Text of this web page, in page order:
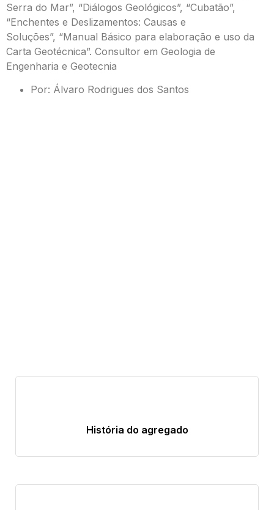
Serra do Mar”, “Diálogos Geológicos”, “Cubatão”,
“Enchentes e Deslizamentos: Causas e
Soluções”, “Manual Básico para elaboração e uso da
Carta Geotécnica”. Consultor em Geologia de
Engenharia e Geotecnia
Por: Álvaro Rodrigues dos Santos
História do agregado